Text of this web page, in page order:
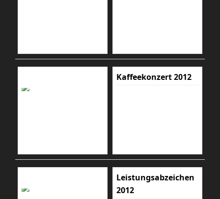
Kaffeekonzert 2012
Leistungsabzeichen
2012